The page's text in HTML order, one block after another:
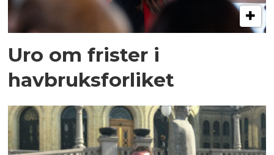
Uro om frister i
havbruksforliket